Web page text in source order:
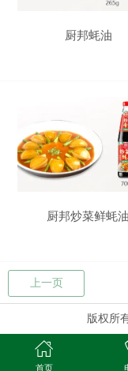
厨邦蚝油
厨邦炒菜鲜蚝油
上一页
版权所
首页